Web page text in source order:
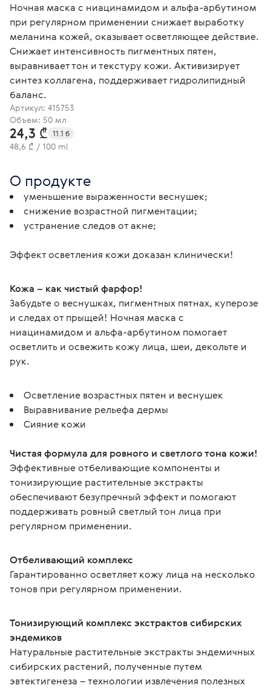
Ночная маска с ниацинамидом и альфа-арбутином
при регулярном применении снижает выработку
меланина кожей, оказывает осветляющее действие.
Снижает интенсивность пигментных пятен,
выравнивает тон и текстуру кожи. Активизирует
синтез коллагена, поддерживает гидролипидный
баланс.
Артикул: 415753
Объем: 50 мл
24,3 ₾ 11.1 б
48,6 ₾ / 100 ml
О продукте
уменьшение выраженности веснушек;
снижение возрастной пигментации;
устранение следов от акне;
Эффект осветления кожи доказан клинически!
Кожа – как чистый фарфор!
Забудьте о веснушках, пигментных пятнах, куперозе
и следах от прыщей! Ночная маска с
ниацинамидом и альфа-арбутином помогает
осветлить и освежить кожу лица, шеи, декольте и
рук.
Осветление возрастных пятен и веснушек
Выравнивание рельефа дермы
Сияние кожи
Чистая формула для ровного и светлого тона кожи!
Эффективные отбеливающие компоненты и
тонизирующие растительные экстракты
обеспечивают безупречный эффект и помогают
поддерживать ровный светлый тон лица при
регулярном применении.
Отбеливающий комплекс
Гарантированно осветляет кожу лица на несколько
тонов при регулярном применении.
Тонизирующий комплекс экстрактов сибирских
эндемиков
Натуральные растительные экстракты эндемичных
сибирских растений, полученные путем
эвтектигенеза – технологии извлечения полезных